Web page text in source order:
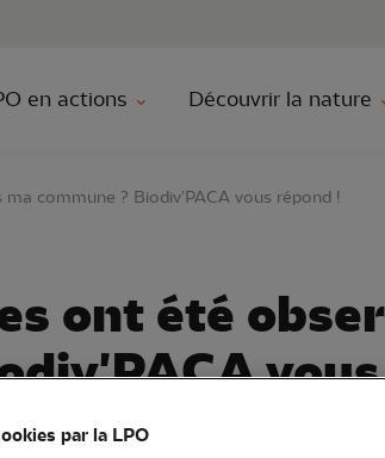
en actions Découvrir la nature
commune ? Biodiv'PACA vous répond !
ont été
par la LPO